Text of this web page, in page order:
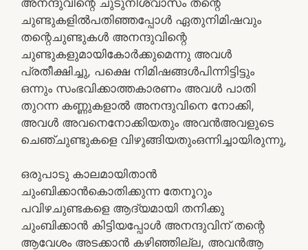
ചുണ്ടുകളിൽപതിഞ്ഞപ്പോൾ ഏതുനിമിഷവും
തന്റെചുണ്ടുകൾ അനന്ദുവിന്റെ
ചുണ്ടുകളുമായികോർക്കുമെന്നു അവൾ
പ്രതീക്ഷിച്ചു, പക്ഷെ നിമിഷങ്ങൾപിന്നിട്ടിട്ടും
ഒന്നും സംഭവിക്കാത്തകാരണം അവൾ പാതി
തുറന്ന കണ്ണുകളാൽ അനന്ദുവിനെ നോക്കി,
അവൾ അവനെനോക്കിയതും അവൻഅവളുടെ
ചെഞ്ചുണ്ടുകളെ വിഴുങ്ങിയതുംഒന്നിച്ചായിരുന്നു,
ഒരുപാടു കാലമായിതാൻ
ചുംബിക്കാൻകൊതിക്കുന്ന തേനൂറും
പവിഴചുണ്ടകളെ ആദ്യമായി തനിക്കു
ചുംബിക്കാൻ കിട്ടിയപ്പോൾ അനന്ദുവിന്‌ തന്റെ
ആവേശം അടക്കാൻ കഴിഞ്ഞില്ല, അവൻആ